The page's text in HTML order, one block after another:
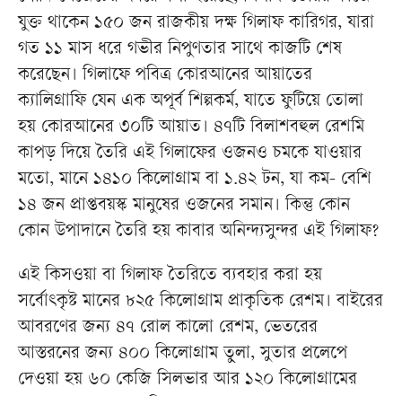
যুক্ত থাকেন ১৫০ জন রাজকীয় দক্ষ গিলাফ কারিগর, যারা
গত ১১ মাস ধরে গভীর নিপুণতার সাথে কাজটি শেষ
করেছেন। গিলাফে পবিত্র কোরআনের আয়াতের
ক্যালিগ্রাফি যেন এক অপূর্ব শিল্পকর্ম, যাতে ফুটিয়ে তোলা
হয় কোরআনের ৩০টি আয়াত। ৪৭টি বিলাশবহুল রেশমি
কাপড় দিয়ে তৈরি এই গিলাফের ওজনও চমকে যাওয়ার
মতো, মানে ১৪১০ কিলোগ্রাম বা ১.৪২ টন, যা কম- বেশি
১৪ জন প্রাপ্তবয়স্ক মানুষের ওজনের সমান। কিন্তু কোন
কোন উপাদানে তৈরি হয় কাবার অনিন্দ্যসুন্দর এই গিলাফ?
এই কিসওয়া বা গিলাফ তৈরিতে ব্যবহার করা হয়
সর্বোৎকৃষ্ট মানের ৮২৫ কিলোগ্রাম প্রাকৃতিক রেশম। বাইরের
আবরণের জন্য ৪৭ রোল কালো রেশম, ভেতরের
আস্তরনের জন্য ৪০০ কিলোগ্রাম তুলা, সুতার প্রলেপে
দেওয়া হয় ৬০ কেজি সিলভার আর ১২০ কিলোগ্রামের